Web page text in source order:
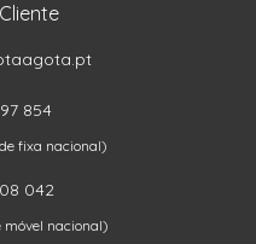
854
fixa nacional)
042
nacional)